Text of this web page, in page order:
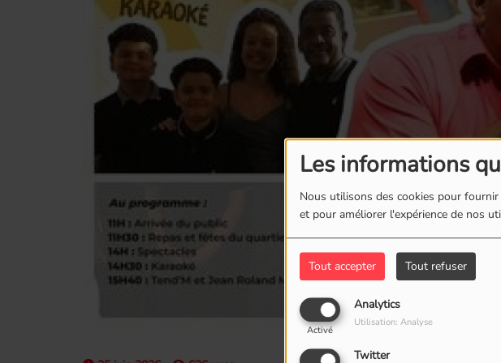
Les informations
Nous utilisons des cookies pour
et pour améliorer l'expérience de nos
Tout accepter Tout refuser
Analytics
Activé
Utilisation: Analyse
Twitter